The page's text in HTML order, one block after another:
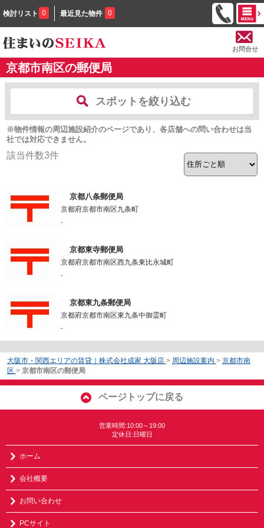
検討リスト 0 最近見た物件 0
お問合せ
京都市南区の郵便局
スポットを絞り込む
※物件情報の周辺施設紹介のページであり、各店舗への問い合わせは当
社では対応できません。
該当件数3件
京都八条郵便局
京都府京都市南区九条町
-
京都東寺郵便局
京都府京都市南区西九条東比永城町
-
京都東九条郵便局
京都府京都市南区東九条中御霊町
-
大阪市・関西エリアの賃貸｜株式会社成家 大阪店 > 周辺施設案内 > 京都市南
区 > 京都市南区の郵便局
ページトップに戻る
営業時間:10:00～19:00
定休日:日曜日
ホーム
会社概要
お問い合わせ
PCサイト